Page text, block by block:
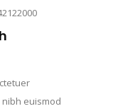
euismod